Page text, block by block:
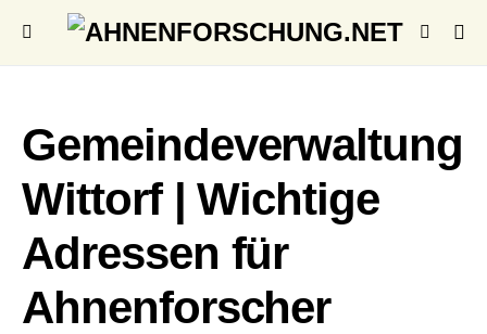
Gemeindeverwaltung
Wittorf | Wichtige
Adressen für
Ahnenforscher